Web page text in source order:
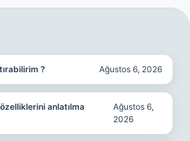
? Ağustos 6, 2026
özelliklerini anlatılma
Ağustos 6,
2026